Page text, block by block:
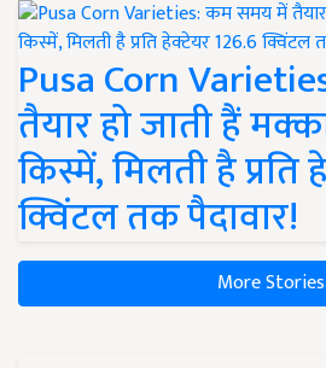
Pusa Corn
तैयार हो जाती हैं
किस्में, मिलती है प्रति
क्विंटल तक पैदावार!
More Stories